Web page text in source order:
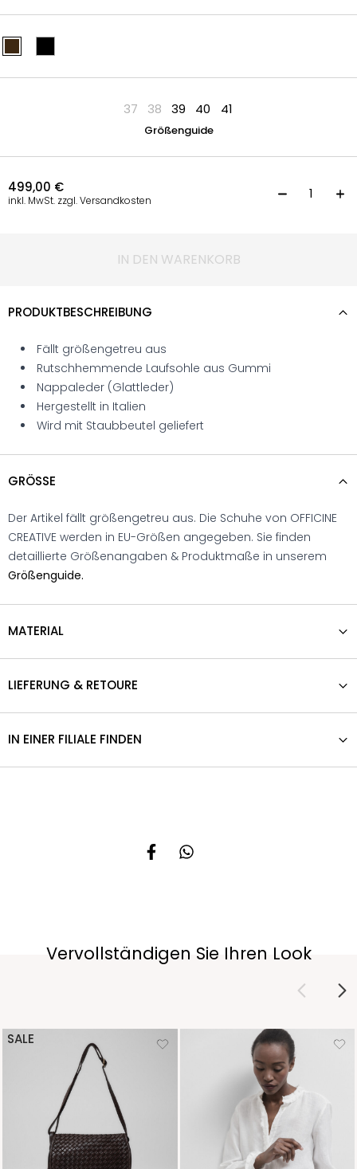
37 38 39 40 41
Größenguide
499,00 €
inkl. MwSt. zzgl. Versandkosten
IN DEN WARENKORB
PRODUKTBESCHREIBUNG
Fällt größengetreu aus
Rutschhemmende Laufsohle aus Gummi
Nappaleder (Glattleder)
Hergestellt in Italien
Wird mit Staubbeutel geliefert
GRÖSSE
Der Artikel fällt größengetreu aus. Die Schuhe von OFFICINE
CREATIVE werden in EU-Größen angegeben. Sie finden
detaillierte Größenangaben & Produktmaße in unserem
Größenguide.
MATERIAL
LIEFERUNG & RETOURE
IN EINER FILIALE FINDEN
Vervollständigen Sie Ihren Look
SALE